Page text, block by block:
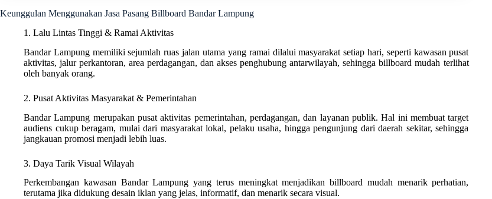
Keunggulan Menggunakan Jasa Pasang Billboard Bandar Lampung
1. Lalu Lintas Tinggi & Ramai Aktivitas
Bandar Lampung memiliki sejumlah ruas jalan utama yang ramai dilalui masyarakat setiap hari, seperti kawasan pusat
aktivitas, jalur perkantoran, area perdagangan, dan akses penghubung antarwilayah, sehingga billboard mudah terlihat
oleh banyak orang.
2. Pusat Aktivitas Masyarakat & Pemerintahan
Bandar Lampung merupakan pusat aktivitas pemerintahan, perdagangan, dan layanan publik. Hal ini membuat target
audiens cukup beragam, mulai dari masyarakat lokal, pelaku usaha, hingga pengunjung dari daerah sekitar, sehingga
jangkauan promosi menjadi lebih luas.
3. Daya Tarik Visual Wilayah
Perkembangan kawasan Bandar Lampung yang terus meningkat menjadikan billboard mudah menarik perhatian,
terutama jika didukung desain iklan yang jelas, informatif, dan menarik secara visual.